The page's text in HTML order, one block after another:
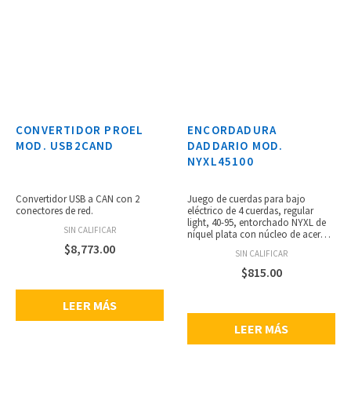
CONVERTIDOR PROEL
MOD. USB2CAND
Convertidor USB a CAN con 2
conectores de red.
SIN CALIFICAR
$8,773.00
LEER MÁS
ENCORDADURA
DADDARIO MOD.
NYXL45100
Juego de cuerdas para bajo
eléctrico de 4 cuerdas, regular
light, 40-95, entorchado NYXL de
níquel plata con núcleo de acero
amplio y gran respuesta
armónica, se adapta a bajos de
escala larga de hasta 36 1/4”
armónicos acentuados, calibres:
.045, .065, .80, .100.
SIN CALIFICAR
$815.00
LEER MÁS